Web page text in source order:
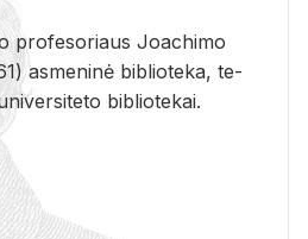
pro­fe­so­riaus Jo­a­chi­mo
as­me­ni­nė bi­b­lio­te­ka, te­
bi­b­lio­te­kai.